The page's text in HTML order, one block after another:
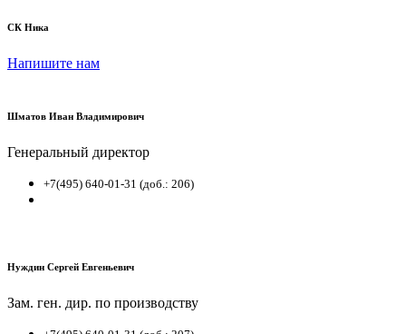
СК Ника
Напишите нам
Шматов Иван Владимирович
Генеральный директор
+7(495) 640-01-31 (доб.: 206)
Нуждин Сергей Евгеньевич
Зам. ген. дир. по производству